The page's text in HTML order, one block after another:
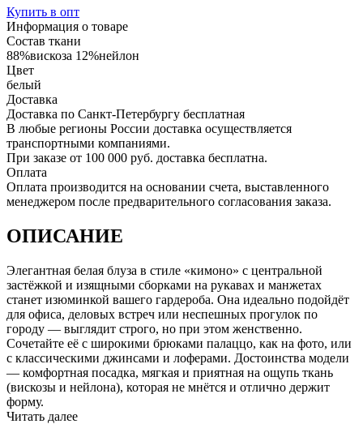
Купить в опт
Информация о товаре
Состав ткани
88%вискоза 12%нейлон
Цвет
белый
Доставка
Доставка по Санкт-Петербургу бесплатная
В любые регионы России доставка осуществляется
транспортными компаниями.
При заказе от 100 000 руб. доставка бесплатна.
Оплата
Оплата производится на основании счета, выставленного
менеджером после предварительного согласования заказа.
ОПИСАНИЕ
Элегантная белая блуза в стиле «кимоно» с центральной
застёжкой и изящными сборками на рукавах и манжетах
станет изюминкой вашего гардероба. Она идеально подойдёт
для офиса, деловых встреч или неспешных прогулок по
городу — выглядит строго, но при этом женственно.
Сочетайте её с широкими брюками палаццо, как на фото, или
с классическими джинсами и лоферами. Достоинства модели
— комфортная посадка, мягкая и приятная на ощупь ткань
(вискозы и нейлона), которая не мнётся и отлично держит
форму.
Читать далее